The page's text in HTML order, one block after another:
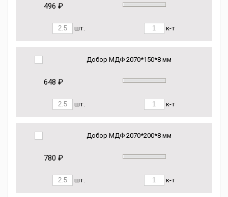
496 ₽
шт. к-т
Добор МДФ 2070*150*8 мм
648 ₽
шт. к-т
Добор МДФ 2070*200*8 мм
780 ₽
шт. к-т